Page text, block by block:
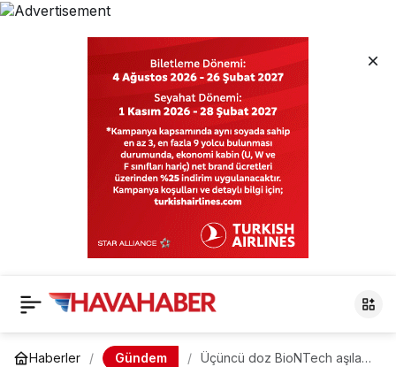
Haberler Gündem
Üçüncü doz BioNTech aşıları